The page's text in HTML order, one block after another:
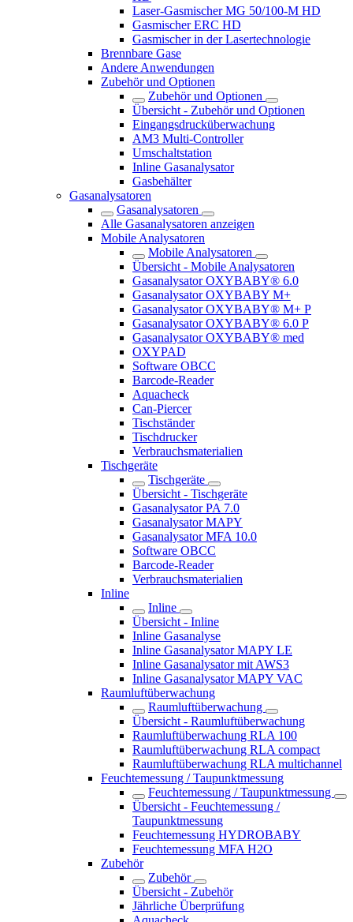
Laser-Gasmischer MG 50/100-M HD
Gasmischer ERC HD
Gasmischer in der Lasertechnologie
Brennbare Gase
Andere Anwendungen
Zubehör und Optionen
Zubehör und Optionen
Übersicht - Zubehör und Optionen
Eingangsdrucküberwachung
AM3 Multi-Controller
Umschaltstation
Inline Gasanalysator
Gasbehälter
Gasanalysatoren
Gasanalysatoren
Alle Gasanalysatoren anzeigen
Mobile Analysatoren
Mobile Analysatoren
Übersicht - Mobile Analysatoren
Gasanalysator OXYBABY® 6.0
Gasanalysator OXYBABY M+
Gasanalysator OXYBABY® M+ P
Gasanalysator OXYBABY® 6.0 P
Gasanalysator OXYBABY® med
OXYPAD
Software OBCC
Barcode-Reader
Aquacheck
Can-Piercer
Tischständer
Tischdrucker
Verbrauchsmaterialien
Tischgeräte
Tischgeräte
Übersicht - Tischgeräte
Gasanalysator PA 7.0
Gasanalysator MAPY
Gasanalysator MFA 10.0
Software OBCC
Barcode-Reader
Verbrauchsmaterialien
Inline
Inline
Übersicht - Inline
Inline Gasanalyse
Inline Gasanalysator MAPY LE
Inline Gasanalysator mit AWS3
Inline Gasanalysator MAPY VAC
Raumluftüberwachung
Raumluftüberwachung
Übersicht - Raumluftüberwachung
Raumluftüberwachung RLA 100
Raumluftüberwachung RLA compact
Raumluftüberwachung RLA multichannel
Feuchtemessung / Taupunktmessung
Feuchtemessung / Taupunktmessung
Übersicht - Feuchtemessung /
Taupunktmessung
Feuchtemessung HYDROBABY
Feuchtemessung MFA H2O
Zubehör
Zubehör
Übersicht - Zubehör
Jährliche Überprüfung